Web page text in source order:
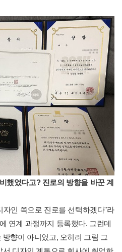
했었다고? 진로의 방향을 바꾼 계
인 쪽으로 진로를 선택하겠다"라
연계 과정까지 등록했다. 그런데
향이 아니었고, 오히려 그림 그